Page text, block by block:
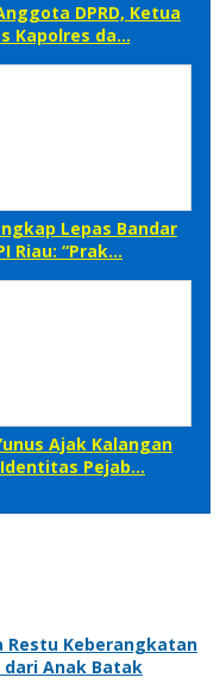
DPRD, Ketua
Kapolres da…
Lepas Bandar
Riau: “Prak…
Ajak Kalangan
Pejab…
Restu Keberangkatan
dari Anak Batak